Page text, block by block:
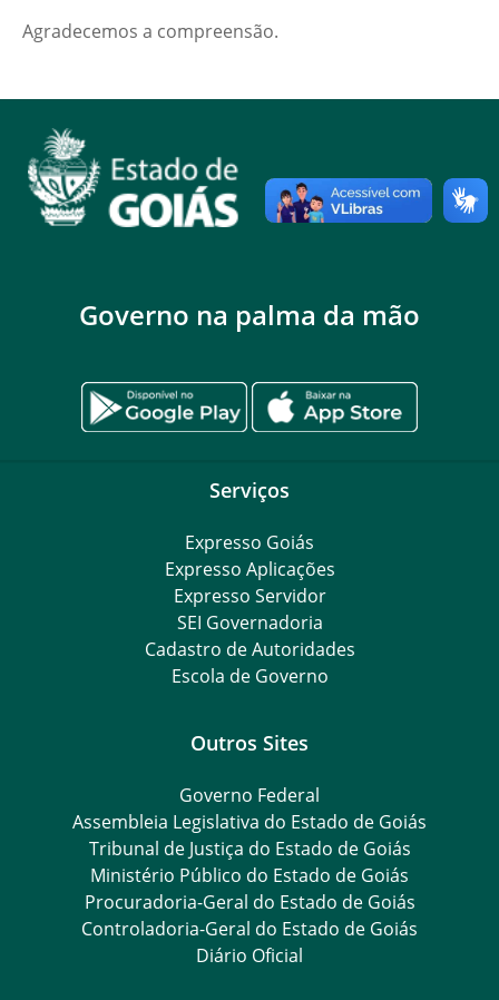
Agradecemos a compreensão.
Governo na palma da mão
Serviços
Expresso Goiás
Expresso Aplicações
Expresso Servidor
SEI Governadoria
Cadastro de Autoridades
Escola de Governo
Outros Sites
Governo Federal
Assembleia Legislativa do Estado de Goiás
Tribunal de Justiça do Estado de Goiás
Ministério Público do Estado de Goiás
Procuradoria-Geral do Estado de Goiás
Controladoria-Geral do Estado de Goiás
Diário Oficial